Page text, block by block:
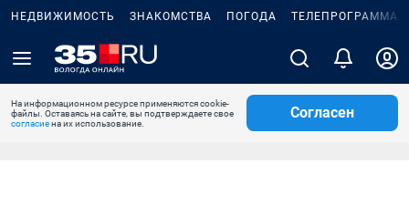
НЕДВИЖИМОСТЬ ЗНАКОМСТВА ПОГОДА ТЕЛЕПРОГРАММА
На информационном ресурсе применяются cookie-
файлы. Оставаясь на сайте, вы подтверждаете свое
согласиена их использование.
Согласен